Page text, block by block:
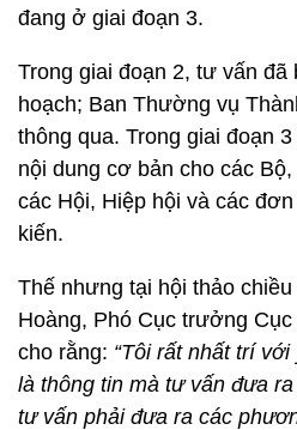
đang ở giai đoạn 3.
Trong giai đoạn 2, tư vấn
hoạch; Ban Thường vụ
thông qua. Trong giai đoạn
nội dung cơ bản cho các
các Hội, Hiệp hội và các
kiến.
Thế nhưng tại hội thảo
Hoàng, Phó Cục trưởng
cho rằng: “Tôi rất nhất trí
là thông tin mà tư vấn đưa
tư vấn phải đưa ra các